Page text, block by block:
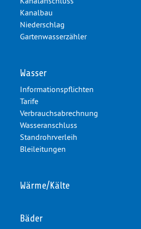
Kanalbau
Niederschlag
Gartenwasserzähler
Wasser
Informationspflichten
Tarife
Verbrauchsabrechnung
Wasseranschluss
Standrohrverleih
Bleileitungen
Wärme/Kälte
Bäder